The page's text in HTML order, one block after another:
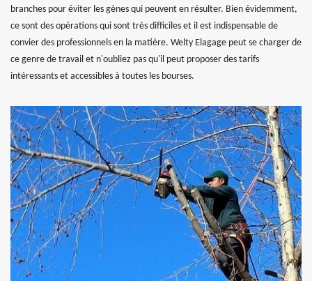
branches pour éviter les gènes qui peuvent en résulter. Bien évidemment,
ce sont des opérations qui sont très difficiles et il est indispensable de
convier des professionnels en la matière. Welty Elagage peut se charger de
ce genre de travail et n'oubliez pas qu'il peut proposer des tarifs
intéressants et accessibles à toutes les bourses.